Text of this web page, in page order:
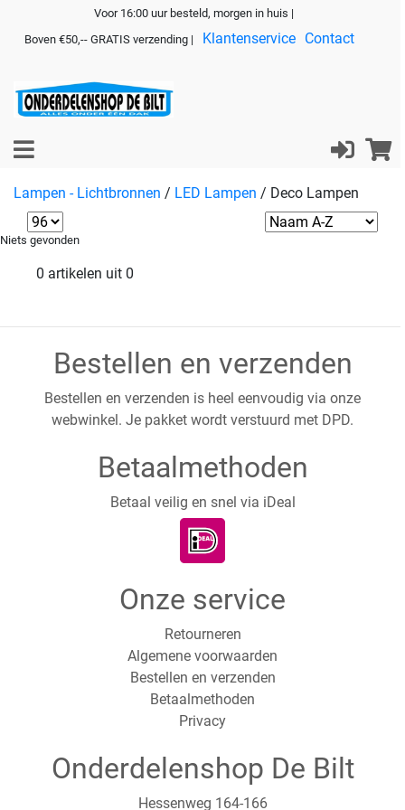
Voor 16:00 uur besteld, morgen in huis |
Boven €50,-- GRATIS verzending |
Klantenservice Contact
Lampen - Lichtbronnen / LED Lampen / Deco Lampen
Niets gevonden
0 artikelen uit 0
Bestellen en verzenden
Bestellen en verzenden is heel eenvoudig via onze
webwinkel. Je pakket wordt verstuurd met DPD.
Betaalmethoden
Betaal veilig en snel via iDeal
Onze service
Retourneren
Algemene voorwaarden
Bestellen en verzenden
Betaalmethoden
Privacy
Onderdelenshop De Bilt
Hessenweg 164-166